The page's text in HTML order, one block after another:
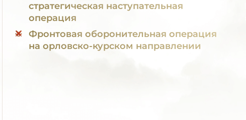
стратегическая наступательная
операция
Фронтовая оборонительная операция
на орловско-курском направлении